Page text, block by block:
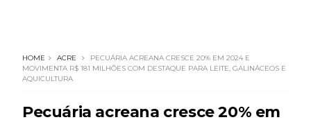
HOME ACRE
PECUÁRIA ACREANA CRESCE 20% EM 2024 E
MOVIMENTA R$ 181 MILHÕES COM DESTAQUE PARA LEITE, GALINÁCEOS E
AQUICULTURA
Pecuária acreana cresce 20% em